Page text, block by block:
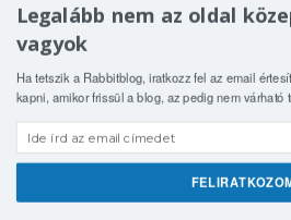
Rabbit | online media blog
Oszd meg!
Legalább nem az oldal
vagyok
Ha tetszik a Rabbitblog, iratkozz fel az email
kapni, amikor frissül a blog, az pedig nem várható